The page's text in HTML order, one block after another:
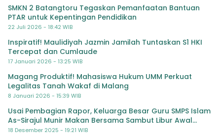
SMKN 2 Batangtoru Tegaskan Pemanfaatan Bantuan
PTAR untuk Kepentingan Pendidikan
22 Juli 2026 - 18:42 WIB
Inspiratif! Maulidiyah Jazmin Jamilah Tuntaskan S1 HKI
Tercepat dan Cumlaude
17 Januari 2026 - 13:25 WIB
Magang Produktif! Mahasiswa Hukum UMM Perkuat
Legalitas Tanah Wakaf di Malang
8 Januari 2026 - 15:39 WIB
Usai Pembagian Rapor, Keluarga Besar Guru SMPS Islam
As-Sirajul Munir Makan Bersama Sambut Libur Awal
Semester
18 Desember 2025 - 19:21 WIB